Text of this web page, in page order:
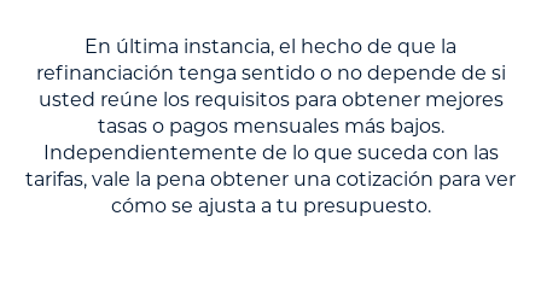
En última instancia, el hecho de que la
refinanciación tenga sentido o no depende de si
usted reúne los requisitos para obtener mejores
tasas o pagos mensuales más bajos.
Independientemente de lo que suceda con las
tarifas, vale la pena obtener una cotización para ver
cómo se ajusta a tu presupuesto.